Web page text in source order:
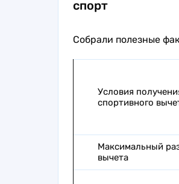
спорт
Собрали полезные
Условия
спортивного
Максимальный
вычета